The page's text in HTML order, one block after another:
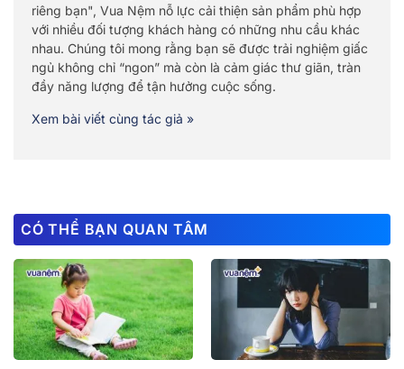
riêng bạn", Vua Nệm nỗ lực cải thiện sản phẩm phù hợp
với nhiều đối tượng khách hàng có những nhu cầu khác
nhau. Chúng tôi mong rằng bạn sẽ được trải nghiệm giấc
ngủ không chỉ “ngon” mà còn là cảm giác thư giãn, tràn
đầy năng lượng để tận hưởng cuộc sống.
Xem bài viết cùng tác giả »
CÓ THỂ BẠN QUAN TÂM